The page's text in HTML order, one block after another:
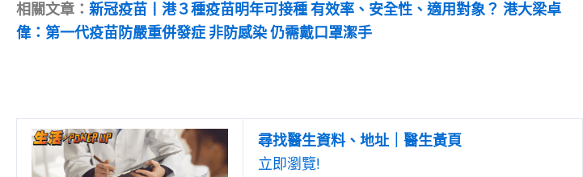
相關文章： 新冠疫苗丨港３種疫苗明年可接種 有效率、安全性、適用對象？ 港大梁卓
偉：第一代疫苗防嚴重併發症 非防感染 仍需戴口罩潔手
尋找醫生資料、地址｜醫生黃頁
立即瀏覽!